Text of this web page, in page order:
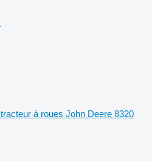
tracteur à roues John Deere 8320